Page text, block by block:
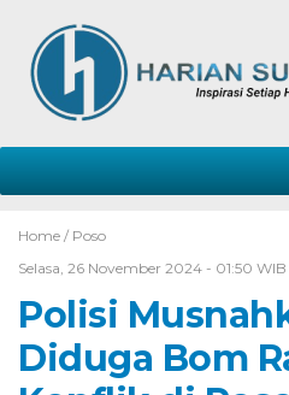
Home / Poso
Selasa, 26 November 2024 - 01:50 WIB
Polisi
Diduga Bom